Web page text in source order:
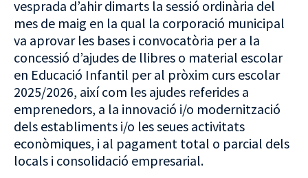
vesprada d’ahir dimarts la sessió ordinària del
mes de maig en la qual la corporació municipal
va aprovar les bases i convocatòria per a la
concessió d’ajudes de llibres o material escolar
en Educació Infantil per al pròxim curs escolar
2025/2026, així com les ajudes referides a
emprenedors, a la innovació i/o modernització
dels establiments i/o les seues activitats
econòmiques, i al pagament total o parcial dels
locals i consolidació empresarial.